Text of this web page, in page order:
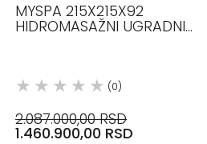
MYSPA 215X215X92
HIDROMASAŽNI UGRADNI
(0)
2.087.000,00 RSD
1.460.900,00 RSD